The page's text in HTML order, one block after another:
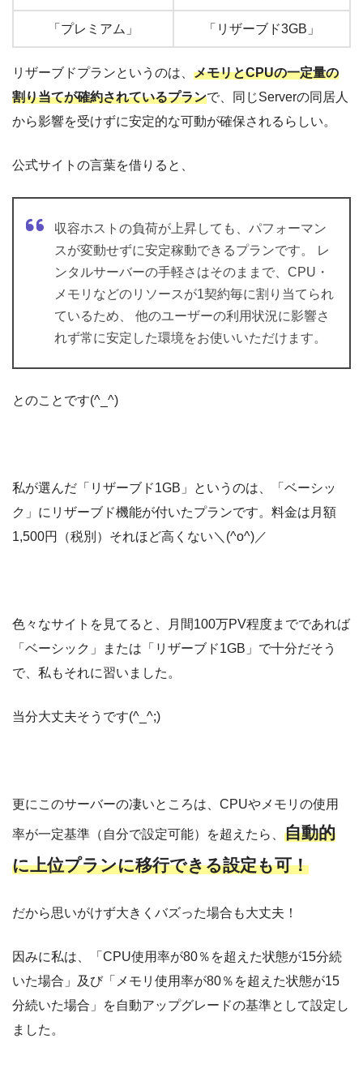
「プレミアム」 「リザーブド3GB」
リザーブドプランというのは、 メモリとCPUの一定量の
割り当てが確約されているプランで、同じServerの同居人
から影響を受けずに安定的な可動が確保されるらしい。
公式サイトの言葉を借りると、
収容ホストの負荷が上昇しても、パフォーマン
スが変動せずに安定稼動できるプランです。 レ
ンタルサーバーの手軽さはそのままで、CPU・
メモリなどのリソースが1契約毎に割り当てられ
ているため、 他のユーザーの利用状況に影響さ
れず常に安定した環境をお使いいただけます。
とのことです(^_^)
私が選んだ「リザーブド1GB」というのは、「ベーシッ
ク」にリザーブド機能が付いたプランです。料金は月額
1,500円（税別）それほど高くない＼(^o^)／
色々なサイトを見てると、月間100万PV程度までであれば
「ベーシック」または「リザーブド1GB」で十分だそう
で、私もそれに習いました。
当分大丈夫そうです(^_^;)
更にこのサーバーの凄いところは、CPUやメモリの使用
率が一定基準（自分で設定可能）を超えたら、 自動的
に上位プランに移行できる設定も可！
だから思いがけず大きくバズった場合も大丈夫！
因みに私は、「CPU使用率が80％を超えた状態が15分続
いた場合」及び「メモリ使用率が80％を超えた状態が15
分続いた場合」を自動アップグレードの基準として設定し
ました。